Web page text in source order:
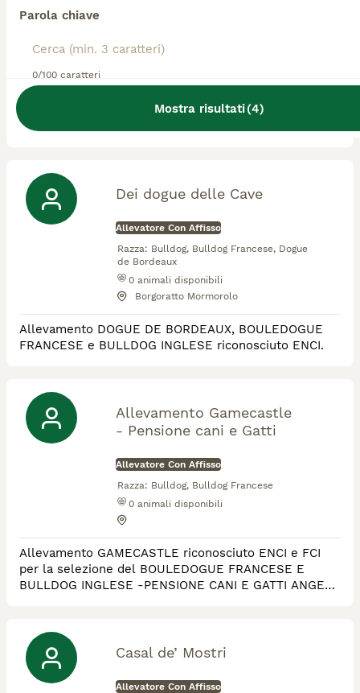
Parola chiave
0/100 caratteri
Mostra risultati(4)
0 animali disponibili
Ho un allevamento amatoriale di bulldog inglesi con
affisso Enci. Ne ho 10 in casa, dagli 11 anni arrivando ai
più piccoli di poco più di un anno. Veniteci a trovare e
Dei dogue delle Cave
Allevatore Con Affisso
Razza: Bulldog, Bulldog Francese, Dogue
de Bordeaux
0 animali disponibili
Borgoratto Mormorolo
Allevamento DOGUE DE BORDEAUX, BOULEDOGUE
FRANCESE e BULLDOG INGLESE riconosciuto ENCI.
Allevamento Gamecastle
- Pensione cani e Gatti
Allevatore Con Affisso
Razza: Bulldog, Bulldog Francese
0 animali disponibili
Allevamento GAMECASTLE riconosciuto ENCI e FCI
per la selezione del BOULEDOGUE FRANCESE E
BULLDOG INGLESE -PENSIONE CANI E GATTI ANGERA
riproduttori per escludere patologie genetiche ai
cuccioli. I DNA sono depositati.
Casal de’ Mostri
Allevatore Con Affisso